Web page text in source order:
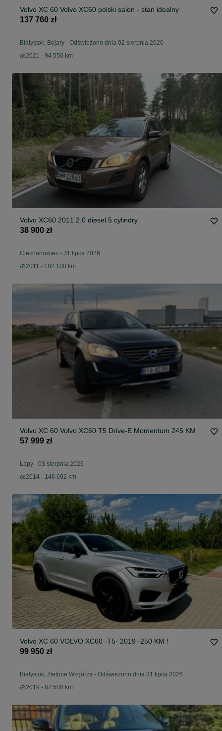
Volvo XC 60 Volvo XC60 polski salon - stan idealny
137 760 zł
Białystok, Bojary - Odświeżono dnia 02 sierpnia 2026
2021 - 94 550 km
Volvo XC60 2011 2.0 diesel 5 cylindry
38 900 zł
Ciechanowiec - 31 lipca 2026
2011 - 182 100 km
Volvo XC 60 Volvo XC60 T5 Drive-E Momentum 245 KM
57 999 zł
Łapy - 03 sierpnia 2026
2014 - 146 692 km
Volvo XC 60 VOLVO XC60 -T5- 2019 -250 KM !
99 950 zł
Białystok, Zielone Wzgórza - Odświeżono dnia 31 lipca 2026
2019 - 87 500 km